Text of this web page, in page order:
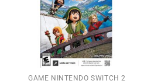
GAME NINTENDO SWITCH 2